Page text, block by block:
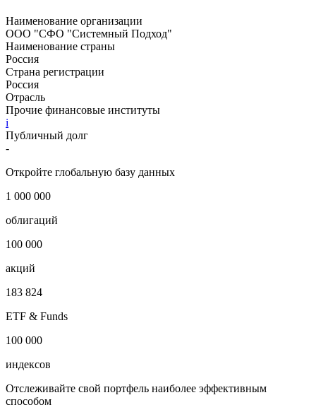
Наименование организации
ООО "СФО "Системный Подход"
Наименование страны
Россия
Страна регистрации
Россия
Отрасль
Прочие финансовые институты
i
Публичный долг
-
Откройте глобальную базу данных
1 000 000
облигаций
100 000
акций
183 824
ETF & Funds
100 000
индексов
Отслеживайте свой портфель наиболее эффективным
способом